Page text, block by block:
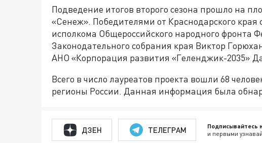
Подведение итогов второго сезона прошло на
«Сенеж». Победителями от Краснодарского края
исполкома Общероссийского народного фронта
Законодательного собрания края Виктор
АНО «Корпорация развития «Геленджик-2035»
Всего в число лауреатов проекта вошли 68
регионы России. Данная информация была
ДЗЕН ТЕЛЕГРАМ Подписывайтесь
и первыми